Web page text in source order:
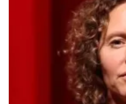
laatste 30 minuten
BESTEL NU